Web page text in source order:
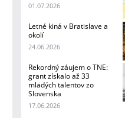
01.07.2026
Letné kiná v Bratislave a
okolí
24.06.2026
Rekordný záujem o TNE:
grant získalo až 33
mladých talentov zo
Slovenska
17.06.2026